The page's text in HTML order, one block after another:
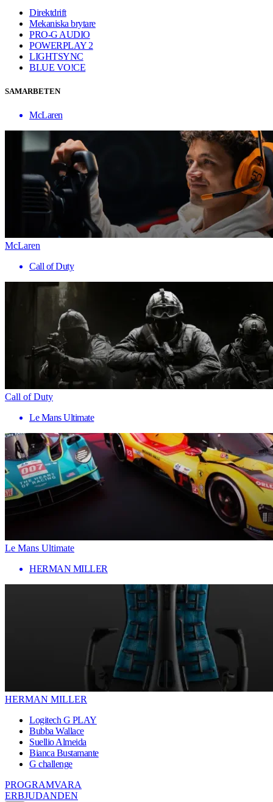
Direktdrift
Mekaniska brytare
PRO-G AUDIO
POWERPLAY 2
LIGHTSYNC
BLUE VO!CE
SAMARBETEN
McLaren
McLaren
Call of Duty
Call of Duty
Le Mans Ultimate
Le Mans Ultimate
HERMAN MILLER
HERMAN MILLER
Logitech G PLAY
Bubba Wallace
Suellio Almeida
Bianca Bustamante
G challenge
PROGRAMVARA
ERBJUDANDEN